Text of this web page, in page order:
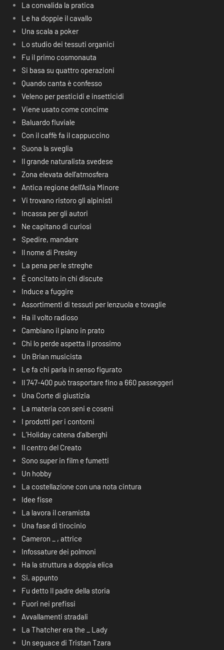
La convalida la pratica
Le ha doppie il cavallo
Una scala a poker
Lo studio dei tessuti organici
Fu il primo cosmonauta
Si basa su quattro operazioni
Quando canta è confesso
Veleno per pesticidi e insetticidi
Viene usato come concime
Baluardo fluviale
Con il caffè fa il cappuccino
Suona la sveglia
Il grande naturalista svedese
Zona elevata dell’atmosfera
Antica regione dell’Asia Minore
Vi trovano ristoro gli alpinisti
Incassa per gli autori
Ne capitano di curiosi
Spedire, mandare
Il nome di Presley
La pena per le streghe
É concitato in chi discute
Induce a fuggire
Assortimenti di tessuti per lenzuola e tovaglie
Ha il volto radioso
Cambiano il piano in prato
Chi lo perde aspetta il prossimo
Un Brian musicista
Le fa chi parla in senso figurato
Il 747-400 può trasportare fino a 660 passeggeri
Una Corte di giustizia
La materia con seni e coseni
I prodotti per i contorni
L’Holiday catena d’alberghi
Il centro del Creato
Sono super in film e fumetti
Un hobby
La costellazione con una nota cintura
Idee fisse
La lavora il ceramista
Una fase di tirocinio
Cameron _ , attrice
Infossature dei polmoni
Ha la struttura a doppia elica
Si, appunto
Fu detto Il padre della storia
Fuori nei prefissi
Avvallamenti stradali
La Thatcher era the _ Lady
Un seguace di Tristan Tzara